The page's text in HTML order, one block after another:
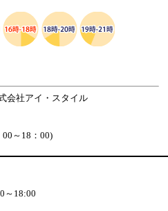
会社アイ・スタイル
～18：00)
～18:00